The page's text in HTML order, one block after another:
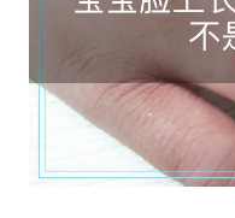
用药。